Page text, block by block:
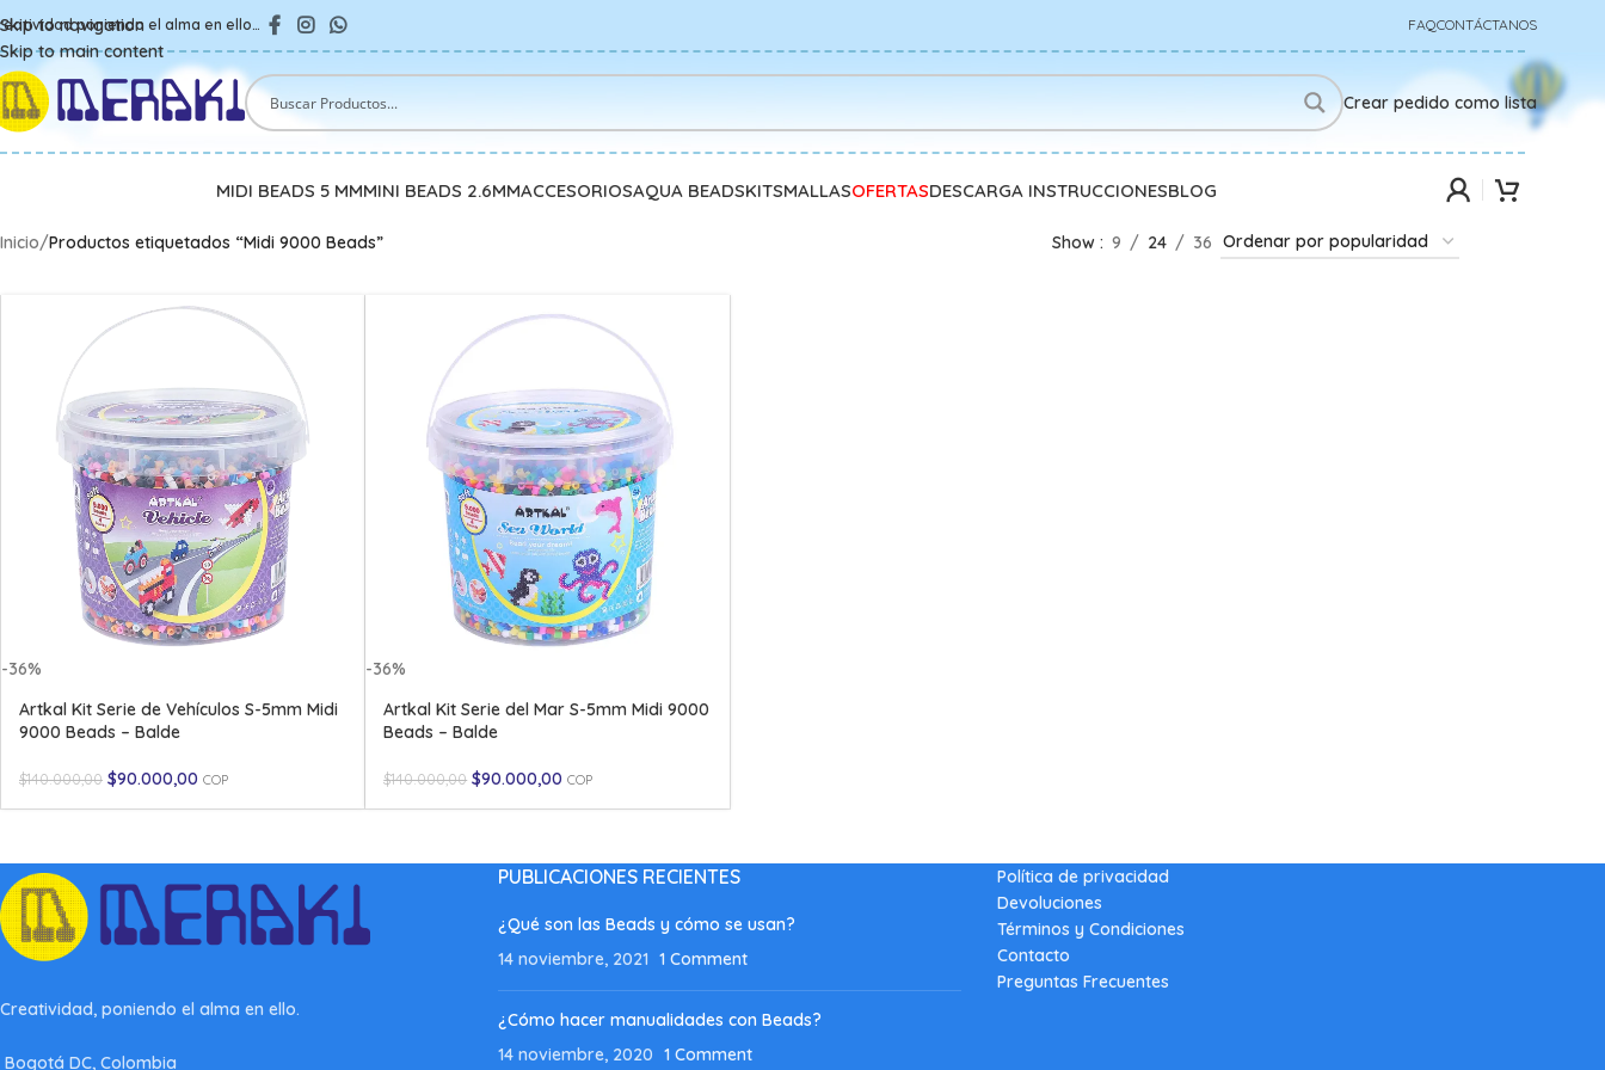
Skip to navigation
Skip to main content
poniendo el alma en ello… FAQCONTÁCTANOS
Crear pedido como lista
MIDI BEADS 5 MMMINI BEADS 2.6MMACCESORIOSAQUA BEADSKITSMALLASOFERTASDESCARGA INSTRUCCIONESBLOG
Inicio/Productos etiquetados “Midi 9000 Beads” Show 9 24 36
-36%
Artkal Kit Serie de Vehículos S-5mm Midi
9000 Beads – Balde
$140.000,00 $90.000,00 COP
-36%
Artkal Kit Serie del Mar S-5mm Midi 9000
Beads – Balde
$140.000,00 $90.000,00 COP
Creatividad, poniendo el alma en ello.
Bogotá DC, Colombia
PUBLICACIONES RECIENTES
¿Qué son las Beads y cómo se usan?
14 noviembre, 2021 1 Comment
¿Cómo hacer manualidades con Beads?
14 noviembre, 2020 1 Comment
Política de privacidad
Devoluciones
Términos y Condiciones
Contacto
Preguntas Frecuentes